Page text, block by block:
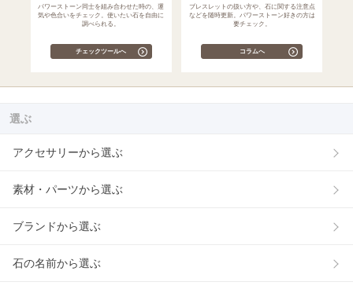
パワーストーン同士を組み合わせた時の、運
気や色合いをチェック。使いたい石を自由に
調べられる。
チェックツールへ
ブレスレットの扱い方や、石に関する注意点
などを随時更新。パワーストーン好きの方は
要チェック。
コラムへ
選ぶ
アクセサリーから選ぶ
素材・パーツから選ぶ
ブランドから選ぶ
石の名前から選ぶ